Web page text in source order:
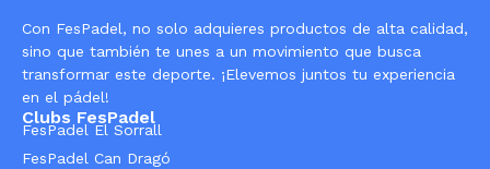
Con FesPadel, no solo adquieres productos de alta calidad,
sino que también te unes a un movimiento que busca
transformar este deporte. ¡Elevemos juntos tu experiencia
en el pádel!
Clubs FesPadel
FesPadel El Sorrall
FesPadel Can Dragó